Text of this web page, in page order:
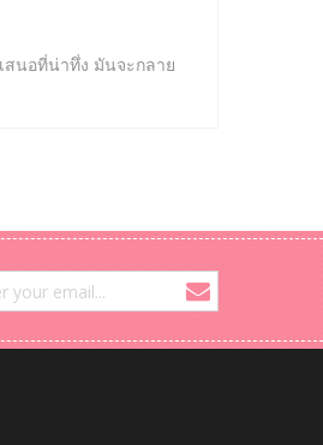
นอที่น่าทึ่ง มันจะกลาย